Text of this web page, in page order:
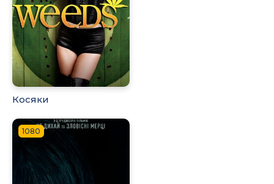
Косяки
1080